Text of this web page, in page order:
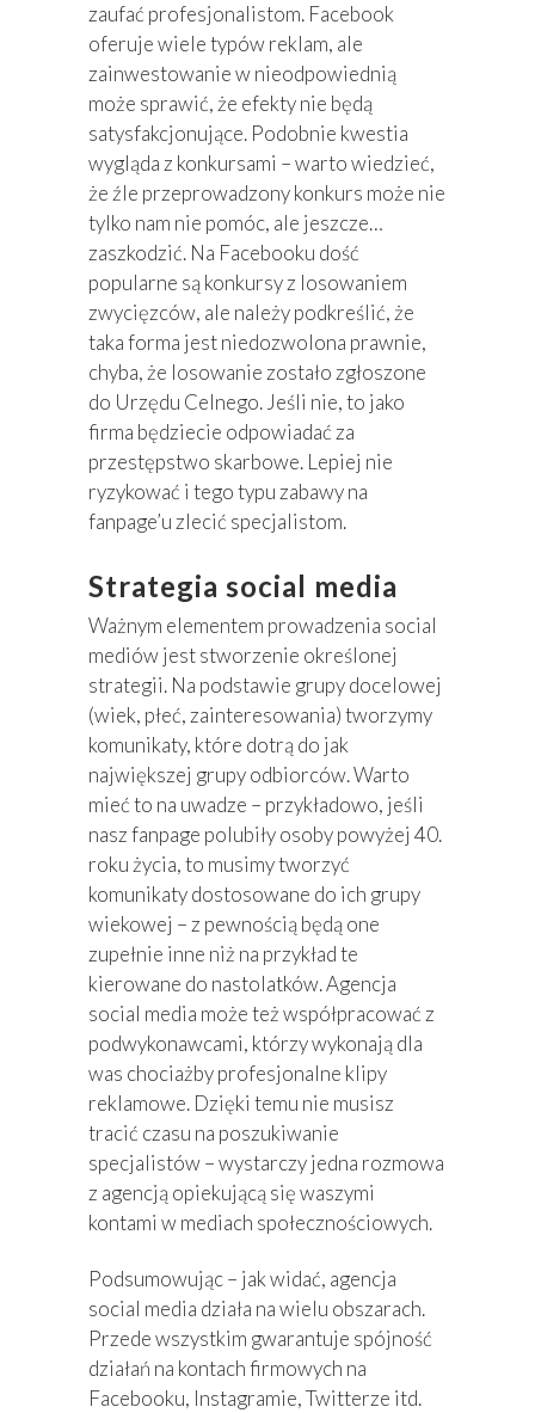
zaufać profesjonalistom. Facebook
oferuje wiele typów reklam, ale
zainwestowanie w nieodpowiednią
może sprawić, że efekty nie będą
satysfakcjonujące. Podobnie kwestia
wygląda z konkursami – warto wiedzieć,
że źle przeprowadzony konkurs może nie
tylko nam nie pomóc, ale jeszcze…
zaszkodzić. Na Facebooku dość
popularne są konkursy z losowaniem
zwycięzców, ale należy podkreślić, że
taka forma jest niedozwolona prawnie,
chyba, że losowanie zostało zgłoszone
do Urzędu Celnego. Jeśli nie, to jako
firma będziecie odpowiadać za
przestępstwo skarbowe. Lepiej nie
ryzykować i tego typu zabawy na
fanpage’u zlecić specjalistom.
Strategia social media
Ważnym elementem prowadzenia social
mediów jest stworzenie określonej
strategii. Na podstawie grupy docelowej
(wiek, płeć, zainteresowania) tworzymy
komunikaty, które dotrą do jak
największej grupy odbiorców. Warto
mieć to na uwadze – przykładowo, jeśli
nasz fanpage polubiły osoby powyżej 40.
roku życia, to musimy tworzyć
komunikaty dostosowane do ich grupy
wiekowej – z pewnością będą one
zupełnie inne niż na przykład te
kierowane do nastolatków. Agencja
social media może też współpracować z
podwykonawcami, którzy wykonają dla
was chociażby profesjonalne klipy
reklamowe. Dzięki temu nie musisz
tracić czasu na poszukiwanie
specjalistów – wystarczy jedna rozmowa
z agencją opiekującą się waszymi
kontami w mediach społecznościowych.
Podsumowując – jak widać, agencja
social media działa na wielu obszarach.
Przede wszystkim gwarantuje spójność
działań na kontach firmowych na
Facebooku, Instagramie, Twitterze itd.